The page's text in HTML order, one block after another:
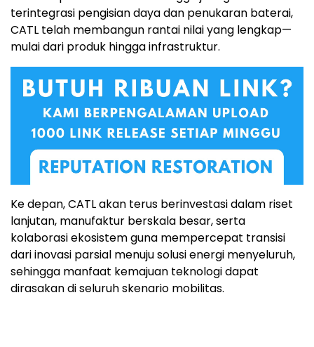
terintegrasi pengisian daya dan penukaran baterai,
CATL telah membangun rantai nilai yang lengkap—
mulai dari produk hingga infrastruktur.
Ke depan, CATL akan terus berinvestasi dalam riset
lanjutan, manufaktur berskala besar, serta
kolaborasi ekosistem guna mempercepat transisi
dari inovasi parsial menuju solusi energi menyeluruh,
sehingga manfaat kemajuan teknologi dapat
dirasakan di seluruh skenario mobilitas.